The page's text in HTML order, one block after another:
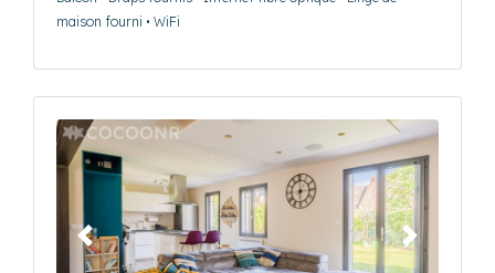
maison fourni • WiFi
Précédent Suivant